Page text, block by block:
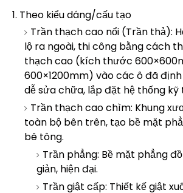
1. Theo kiểu dáng/cấu tạo
Trần thạch cao nổi (Trần thả):
lộ ra ngoài, thi công bằng cách
thạch cao (kích thước
600×1200mm) vào các ô đã
dễ sửa chữa, lắp đặt hệ thống kỹ
Trần thạch cao chìm: Khung
toàn bộ bên trên, tạo bề mặt
bê tông.
Trần phẳng: Bề mặt phẳng
giản, hiện đại.
Trần giật cấp: Thiết kế giật